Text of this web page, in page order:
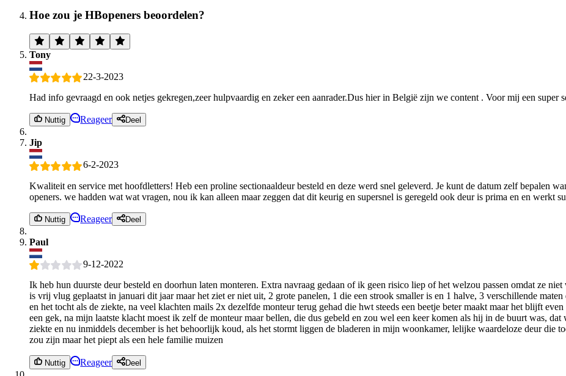
Hoe zou je HBopeners beoordelen?
Tony
22-3-2023
Had info gevraagd en ook netjes gekregen,zeer hulpvaardig en zeker een aanrader.Dus hier in België zijn we content . Voor mij een super
Nuttig Reageer Deel
Jip
6-2-2023
Kwaliteit en service met hoofdletters! Heb een proline sectionaaldeur besteld en deze werd snel geleverd. Je kunt de datum zelf bepalen
openers. we hadden wat wat vragen, nou ik kan alleen maar zeggen dat dit keurig en supersnel is geregeld ook deur is prima en en werkt
Nuttig Reageer Deel
Paul
9-12-2022
Ik heb hun duurste deur besteld en doorhun laten monteren. Extra navraag gedaan of ik geen risico liep of het welzou passen omdat ze
is vrij vlug geplaatst in januari dit jaar maar het ziet er niet uit, 2 grote panelen, 1 die een strook smaller is en 1 halve, 3 verschillende
en het tocht als de ziekte, na veel klachten mails 2x dezelfde monteur terug gehad die hwt steeds een beetje beter maakt maar het blijft
een gek, na mijn laatste klacht moest ik zelf de monteur maar bellen, die dus gebeld en zou wel een keer komen als hij in de buurt was,
ziekte en nu inmiddels december is het behoorlijk koud, als het stormt liggen de bladeren in mijn woonkamer, lelijke waardeloze deur die
zou zijn maar het piept als een hele familie muizen
Nuttig Reageer Deel